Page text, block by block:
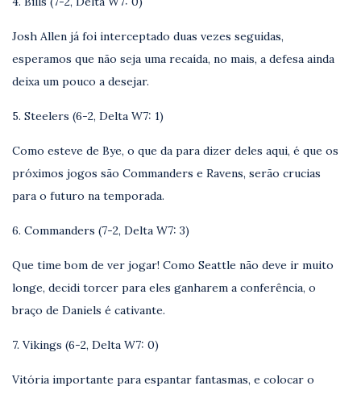
Josh Allen já foi interceptado duas vezes seguidas,
esperamos que não seja uma recaída, no mais, a defesa ainda
deixa um pouco a desejar.
5. Steelers (6-2, Delta W7: 1)
Como esteve de Bye, o que da para dizer deles aqui, é que os
próximos jogos são Commanders e Ravens, serão crucias
para o futuro na temporada.
6. Commanders (7-2, Delta W7: 3)
Que time bom de ver jogar! Como Seattle não deve ir muito
longe, decidi torcer para eles ganharem a conferência, o
braço de Daniels é cativante.
7. Vikings (6-2, Delta W7: 0)
Vitória importante para espantar fantasmas, e colocar o